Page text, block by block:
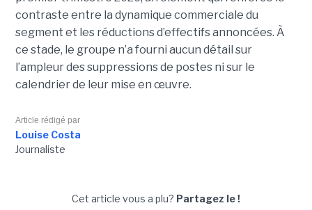
contraste entre la dynamique commerciale du
segment et les réductions d’effectifs annoncées. À
ce stade, le groupe n’a fourni aucun détail sur
l’ampleur des suppressions de postes ni sur le
calendrier de leur mise en œuvre.
Article rédigé par
Louise Costa
Journaliste
Cet article vous a plu? Partagez le !